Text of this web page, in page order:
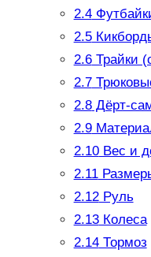
2.4
2.5
2.6Трайки
2.7
2.8Дёрт-
2.9
2.10Вес и
2.11
2.12Руль
2.13Колеса
2.14Тормоз